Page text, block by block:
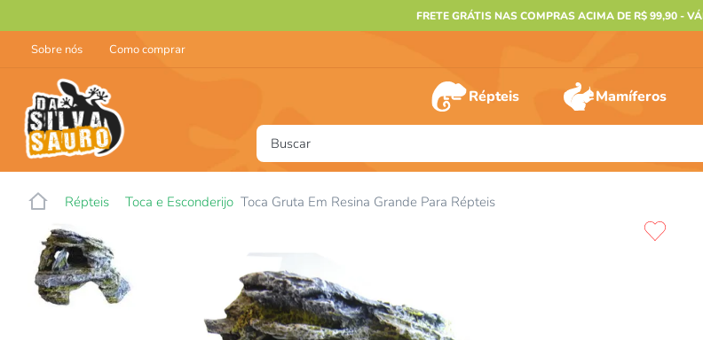
FRETE GRÁTIS NAS COMPRAS ACIMA DE R$ 99,90 -
Sobre nós Como comprar
Répteis Mamíferos
Buscar
Répteis Toca e Esconderijo Toca Gruta Em Resina Grande Para Répteis
1º
furão
4
5º
jabuti